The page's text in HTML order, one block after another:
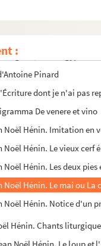
:
et projet de tableau
l'oignon, conte égyptien
Pinard
dont je n'ai pas
De venere et vino
Noël Hénin. Imitation en
Noël Hénin. Le vieux cerf
Noël Hénin. Les deux
Noël Hénin. Le mai ou
Noël Hénin. Notice d'un
Hénin. Chants